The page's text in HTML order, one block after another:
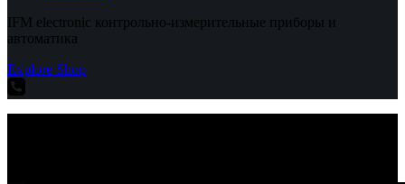
IFM electronic контрольно-измерительные приборы и
автоматика
Explore Shop